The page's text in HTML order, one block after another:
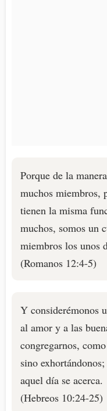
Porque de la
muchos miembros,
tienen la misma
muchos, somos un
miembros los unos
(Romanos 12:4-5)
Y considerémonos
al amor y a las
congregarnos,
sino
aquel día se acerca.
(Hebreos 10:24-25)